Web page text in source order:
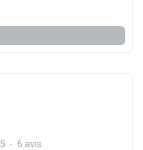
5 - 6 avis